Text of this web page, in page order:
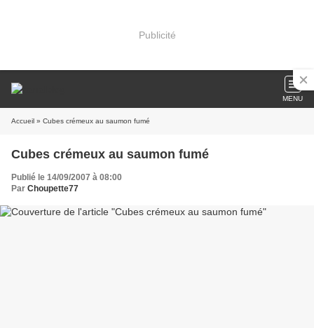
Publicité
MENU
Accueil » Cubes crémeux au saumon fumé
Cubes crémeux au saumon fumé
Publié le 14/09/2007 à 08:00
Par Choupette77